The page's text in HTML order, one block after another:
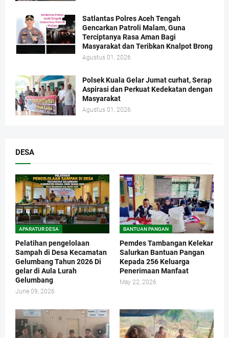
Satlantas Polres Aceh Tengah
Gencarkan Patroli Malam, Guna
Terciptanya Rasa Aman Bagi
Masyarakat dan Teribkan Knalpot Brong
Agustus 01, 2026
Polsek Kuala Gelar Jumat curhat, Serap
Aspirasi dan Perkuat Kedekatan dengan
Masyarakat
Agustus 01, 2026
DESA
APARATUR DESA
Pelatihan pengelolaan
Sampah di Desa Kecamatan
Gelumbang Tahun 2026 Di
gelar di Aula Lurah
Gelumbang
June 09, 2026
BANTUAN PANGAN
Pemdes Tambangan Kelekar
Salurkan Bantuan Pangan
Kepada 256 Keluarga
Penerimaan Manfaat
May 22, 2026